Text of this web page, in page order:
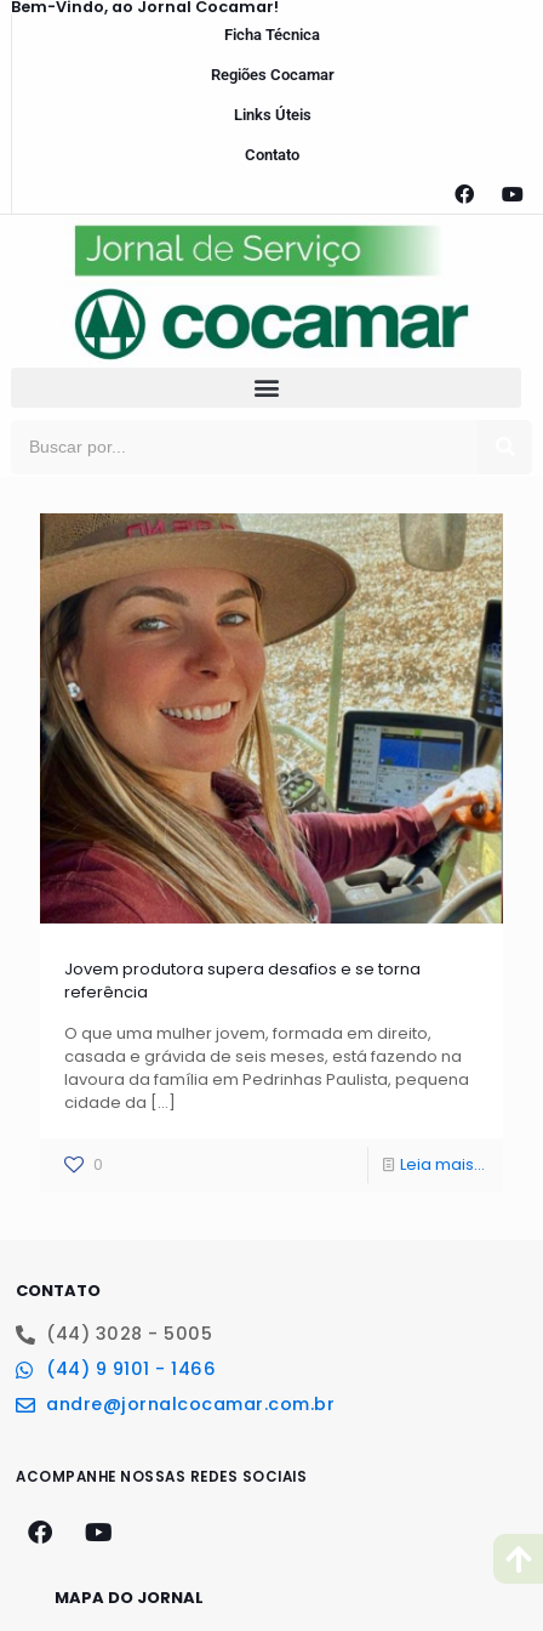
Bem-Vindo, ao Jornal Cocamar!
Ficha Técnica
Regiões Cocamar
Links Úteis
Contato
Jovem produtora supera desafios e se torna
referência
O que uma mulher jovem, formada em direito,
casada e grávida de seis meses, está fazendo na
lavoura da família em Pedrinhas Paulista, pequena
cidade da […]
0 Leia mais...
CONTATO
(44) 3028 - 5005
(44) 9 9101 - 1466
andre@jornalcocamar.com.br
ACOMPANHE NOSSAS REDES SOCIAIS
MAPA DO JORNAL